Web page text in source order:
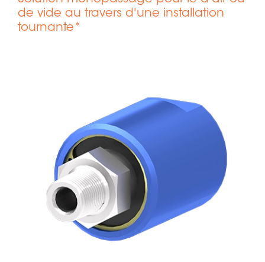
de vide au travers d'une installation
tournante*